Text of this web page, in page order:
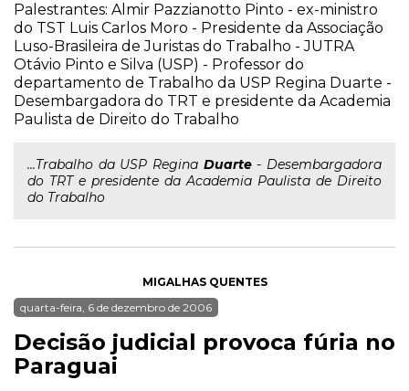
Palestrantes: Almir Pazzianotto Pinto - ex-ministro
do TST Luis Carlos Moro - Presidente da Associação
Luso-Brasileira de Juristas do Trabalho - JUTRA
Otávio Pinto e Silva (USP) - Professor do
departamento de Trabalho da USP Regina Duarte -
Desembargadora do TRT e presidente da Academia
Paulista de Direito do Trabalho
...Trabalho da USP Regina Duarte- Desembargadora
do TRT e presidente da Academia Paulista de Direito
do Trabalho
MIGALHAS QUENTES
quarta-feira, 6 de dezembro de 2006
Decisão judicial provoca fúria no
Paraguai